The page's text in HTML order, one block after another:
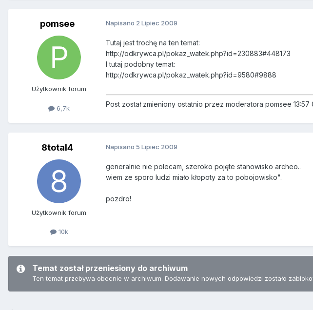
pomsee
Użytkownik forum
6,7k
Napisano 2 Lipiec 2009
Tutaj jest trochę na ten temat:
http://odkrywca.pl/pokaz_watek.php?id=230883#448173
I tutaj podobny temat:
http://odkrywca.pl/pokaz_watek.php?id=9580#9888
Post został zmieniony ostatnio przez moderatora pomsee
8total4
Użytkownik forum
10k
Napisano 5 Lipiec 2009
generalnie nie polecam, szeroko pojęte stanowisko archeo..
wiem ze sporo ludzi miało kłopoty za to pobojowisko".
pozdro!
Temat został przeniesiony do archiwum
Ten temat przebywa obecnie w archiwum. Dodawanie nowych odpowiedzi zostało